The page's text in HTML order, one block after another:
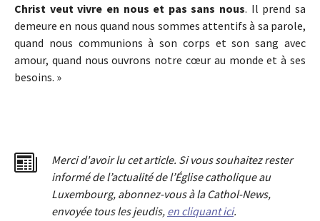
Christ veut vivre en nous et pas sans nous. Il prend sa
demeure en nous quand nous sommes attentifs à sa parole,
quand nous communions à son corps et son sang avec
amour, quand nous ouvrons notre cœur au monde et à ses
besoins. »
Merci d'avoir lu cet article. Si vous souhaitez rester
informé de l’actualité de l’Église catholique au
Luxembourg, abonnez-vous à la Cathol-News,
envoyée tous les jeudis, en cliquant ici.